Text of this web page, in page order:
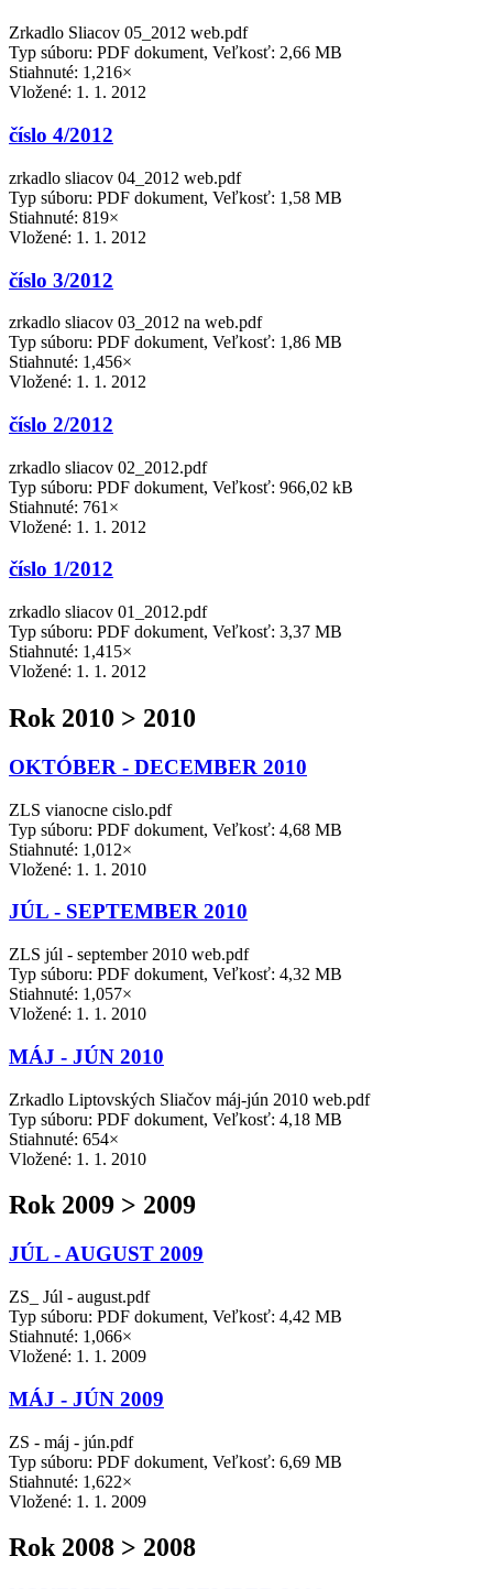
Zrkadlo Sliacov 05_2012 web.pdf
Typ súboru: PDF dokument, Veľkosť: 2,66 MB
Stiahnuté: 1,216×
Vložené: 1. 1. 2012
číslo 4/2012
zrkadlo sliacov 04_2012 web.pdf
Typ súboru: PDF dokument, Veľkosť: 1,58 MB
Stiahnuté: 819×
Vložené: 1. 1. 2012
číslo 3/2012
zrkadlo sliacov 03_2012 na web.pdf
Typ súboru: PDF dokument, Veľkosť: 1,86 MB
Stiahnuté: 1,456×
Vložené: 1. 1. 2012
číslo 2/2012
zrkadlo sliacov 02_2012.pdf
Typ súboru: PDF dokument, Veľkosť: 966,02 kB
Stiahnuté: 761×
Vložené: 1. 1. 2012
číslo 1/2012
zrkadlo sliacov 01_2012.pdf
Typ súboru: PDF dokument, Veľkosť: 3,37 MB
Stiahnuté: 1,415×
Vložené: 1. 1. 2012
Rok 2010 > 2010
OKTÓBER - DECEMBER 2010
ZLS vianocne cislo.pdf
Typ súboru: PDF dokument, Veľkosť: 4,68 MB
Stiahnuté: 1,012×
Vložené: 1. 1. 2010
JÚL - SEPTEMBER 2010
ZLS júl - september 2010 web.pdf
Typ súboru: PDF dokument, Veľkosť: 4,32 MB
Stiahnuté: 1,057×
Vložené: 1. 1. 2010
MÁJ - JÚN 2010
Zrkadlo Liptovských Sliačov máj-jún 2010 web.pdf
Typ súboru: PDF dokument, Veľkosť: 4,18 MB
Stiahnuté: 654×
Vložené: 1. 1. 2010
Rok 2009 > 2009
JÚL - AUGUST 2009
ZS_ Júl - august.pdf
Typ súboru: PDF dokument, Veľkosť: 4,42 MB
Stiahnuté: 1,066×
Vložené: 1. 1. 2009
MÁJ - JÚN 2009
ZS - máj - jún.pdf
Typ súboru: PDF dokument, Veľkosť: 6,69 MB
Stiahnuté: 1,622×
Vložené: 1. 1. 2009
Rok 2008 > 2008